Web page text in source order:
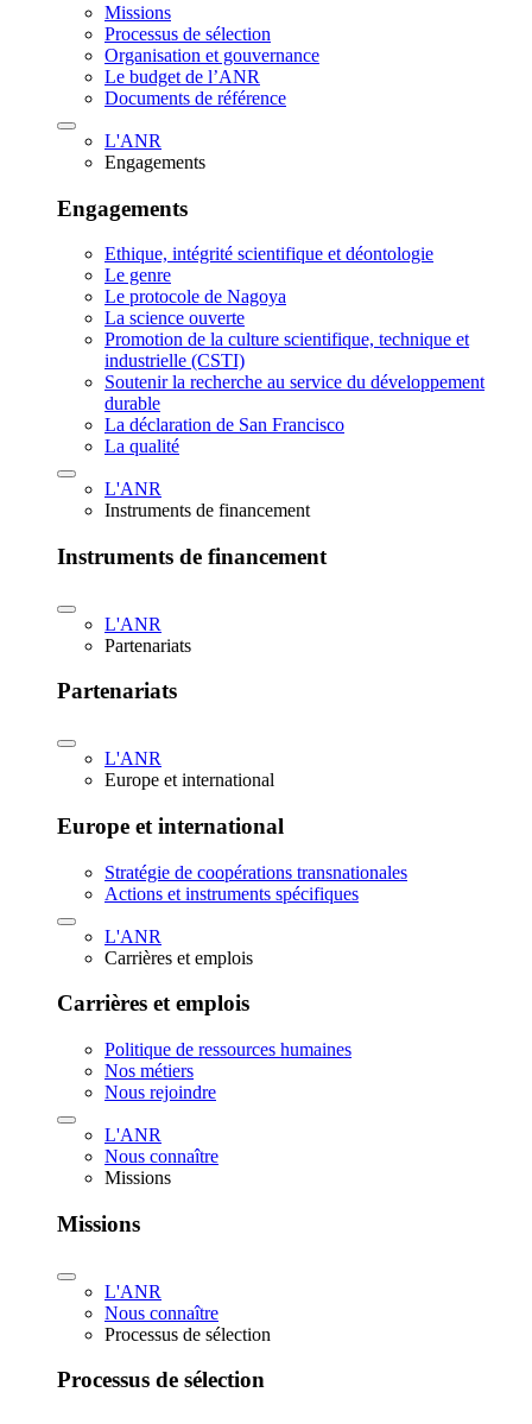
Missions
Processus de sélection
Organisation et gouvernance
Le budget de l’ANR
Documents de référence
L'ANR
Engagements
Engagements
Ethique, intégrité scientifique et déontologie
Le genre
Le protocole de Nagoya
La science ouverte
Promotion de la culture scientifique, technique et
industrielle (CSTI)
Soutenir la recherche au service du développement
durable
La déclaration de San Francisco
La qualité
L'ANR
Instruments de financement
Instruments de financement
L'ANR
Partenariats
Partenariats
L'ANR
Europe et international
Europe et international
Stratégie de coopérations transnationales
Actions et instruments spécifiques
L'ANR
Carrières et emplois
Carrières et emplois
Politique de ressources humaines
Nos métiers
Nous rejoindre
L'ANR
Nous connaître
Missions
Missions
L'ANR
Nous connaître
Processus de sélection
Processus de sélection